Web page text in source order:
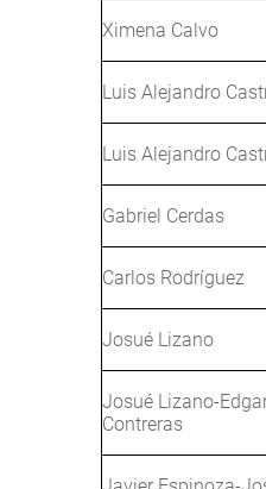
Ximena Calvo
Luis Alejandro
Luis Alejandro
Gabriel Cerdas
Carlos Rodríguez
Josué Lizano
Josué Lizano-
Contreras